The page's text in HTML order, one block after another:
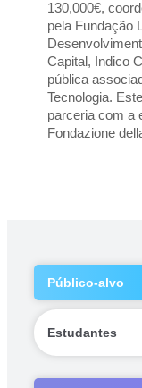
130,000€,
pela Fundação
Capital, Indico
pública
Tecnologia.
parceria com a
Fondazione
Público-alvo
Estudantes